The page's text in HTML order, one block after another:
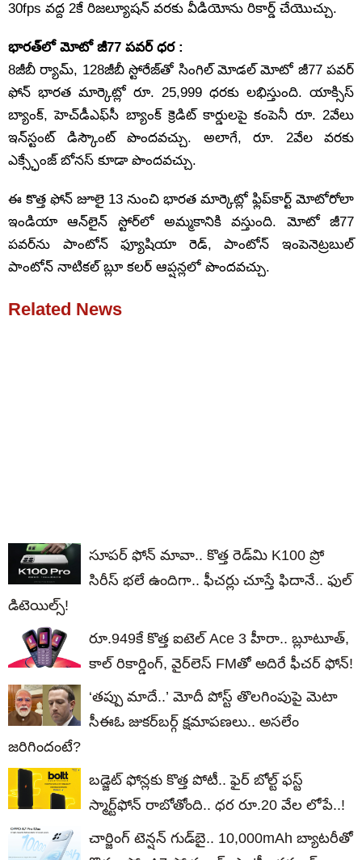
30fps వద్ద 2కే రిజల్యూషన్ వరకు వీడియోను రికార్డ్ చేయొచ్చు.
భారత్‌లో మోటో జీ77 పవర్ ధర :
8జీబీ ర్యామ్, 128జీబీ స్టోరేజ్‌తో సింగిల్ మోడల్ మోటో జీ77 పవర్
ఫోన్ భారత మార్కెట్లో రూ. 25,999 ధరకు లభిస్తుంది. యాక్సిస్
బ్యాంక్, హెచ్‌డీఎఫ్‌సీ బ్యాంక్ క్రెడిట్ కార్డులపై కంపెనీ రూ. 2వేలు
ఇన్‌స్టంట్ డిస్కౌంట్ పొందవచ్చు. అలాగే, రూ. 2వేల వరకు
ఎక్స్ఛేంజ్ బోనస్‌ కూడా పొందవచ్చు.
ఈ కొత్త ఫోన్ జూలై 13 నుంచి భారత మార్కెట్లో ఫ్లిప్‌కార్ట్ మోటోరోలా
ఇండియా ఆన్‌లైన్ స్టోర్‌లో అమ్మకానికి వస్తుంది. మోటో జీ77
పవర్‌ను పాంటోన్ ఫ్యూషియా రెడ్, పాంటోన్ ఇంపెనెట్రబుల్
పాంటోన్ నాటికల్ బ్లూ కలర్ ఆప్షన్లలో పొందవచ్చు.
Related News
సూపర్ ఫోన్ మావా.. కొత్త రెడ్‌మి K100 ప్రో
సిరీస్ భలే ఉందిగా.. ఫీచర్లు చూస్తే ఫిదానే.. ఫుల్
డిటెయిల్స్!
రూ.949కే కొత్త ఐటెల్ Ace 3 హీరా.. బ్లూటూత్,
కాల్ రికార్డింగ్, వైర్‌లెస్ FMతో అదిరే ఫీచర్ ఫోన్!
‘తప్పు మాదే..’ మోదీ పోస్ట్ తొలగింపుపై మెటా
సీఈఓ జుకర్‌బర్గ్ క్షమాపణలు.. అసలేం
జరిగిందంటే?
బడ్జెట్ ఫోన్లకు కొత్త పోటీ.. ఫైర్ బోల్ట్ ఫస్ట్
స్మార్ట్‌ఫోన్ రాబోతోంది.. ధర రూ.20 వేల లోపే..!
చార్జింగ్ టెన్షన్ గుడ్‌బై.. 10,000mAh బ్యాటరీతో